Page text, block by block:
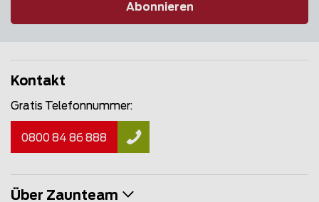
Abonnieren
Kontakt
Gratis Telefonnummer:
0800 84 86 888
Über Zaunteam